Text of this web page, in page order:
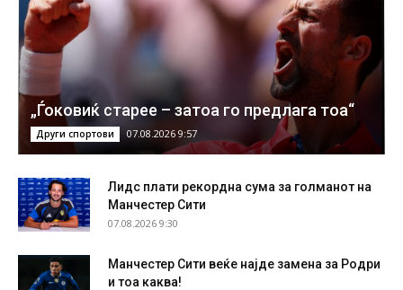
„Ѓоковиќ старее – затоа го предлага тоа“
Други спортови 07.08.2026 9:57
Лидс плати рекордна сума за голманот на
Манчестер Сити
07.08.2026 9:30
Манчестер Сити веќе најде замена за Родри
и тоа каква!